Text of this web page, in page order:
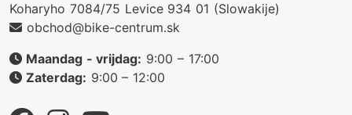
Koharyho 7084/75 Levice 934 01 (Slowakije)
obchod@bike-centrum.sk
Maandag - vrijdag: 9:00 – 17:00
Zaterdag: 9:00 – 12:00